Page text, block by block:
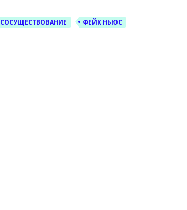
СОСУЩЕСТВОВАНИЕ ФЕЙК НЬЮС